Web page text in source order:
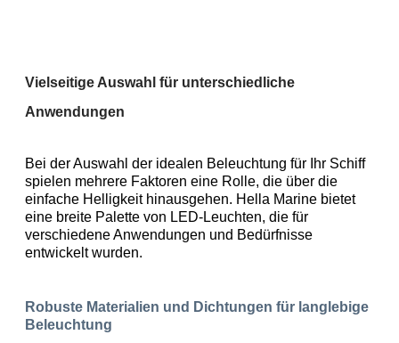
Vielseitige Auswahl für unterschiedliche
Anwendungen
Bei der Auswahl der idealen Beleuchtung für Ihr Schiff
spielen mehrere Faktoren eine Rolle, die über die
einfache Helligkeit hinausgehen. Hella Marine bietet
eine breite Palette von LED-Leuchten, die für
verschiedene Anwendungen und Bedürfnisse
entwickelt wurden.
Robuste Materialien und Dichtungen für langlebige
Beleuchtung